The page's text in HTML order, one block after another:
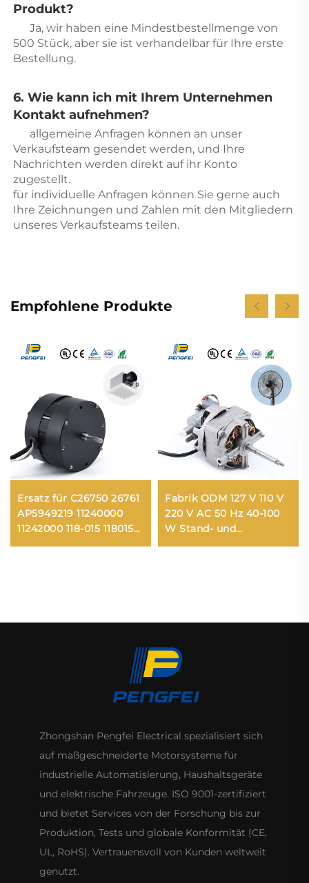
Produkt?
Ja, wir haben eine Mindestbestellmenge von
500 Stück, aber sie ist verhandelbar für Ihre erste
Bestellung.
6. Wie kann ich mit Ihrem Unternehmen
Kontakt aufnehmen?
allgemeine Anfragen können an unser
Verkaufsteam gesendet werden, und Ihre
Nachrichten werden direkt auf ihr Konto
zugestellt.
für individuelle Anfragen können Sie gerne auch
Ihre Zeichnungen und Zahlen mit den Mitgliedern
unseres Verkaufsteams teilen.
Empfohlene Produkte
Ersatz für C26750 26761
AP5949219 11240000
11242000 118-015 118015
11807000 Badezimmer-
Fabrik ODM 127 V 110 V
220 V AC 50 Hz 40-100
W Stand- und
Tischventilator
Zhongshan Pengfei Electrical spezialisiert sich
auf maßgeschneiderte Motorsysteme für
industrielle Automatisierung, Haushaltsgeräte
und elektrische Fahrzeuge. ISO 9001-zertifiziert
und bietet Services von der Forschung bis zur
Produktion, Tests und globale Konformität (CE,
UL, RoHS). Vertrauensvoll von Kunden weltweit
genutzt.